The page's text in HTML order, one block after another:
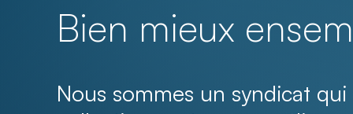
Bien mieux
Nous sommes un syndicat